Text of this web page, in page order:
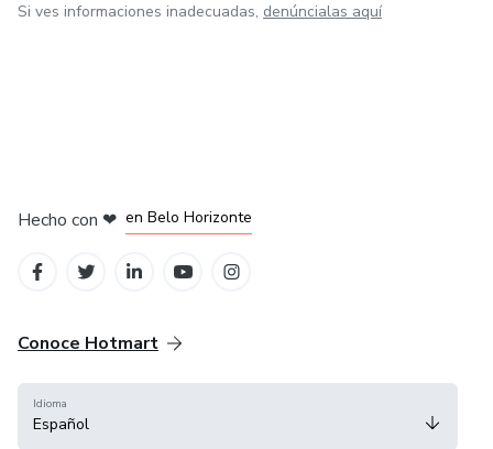
Si ves informaciones inadecuadas, denúncialas aquí
Hecho con ❤ en Belo Horizonte
Conoce Hotmart
Idioma
Español